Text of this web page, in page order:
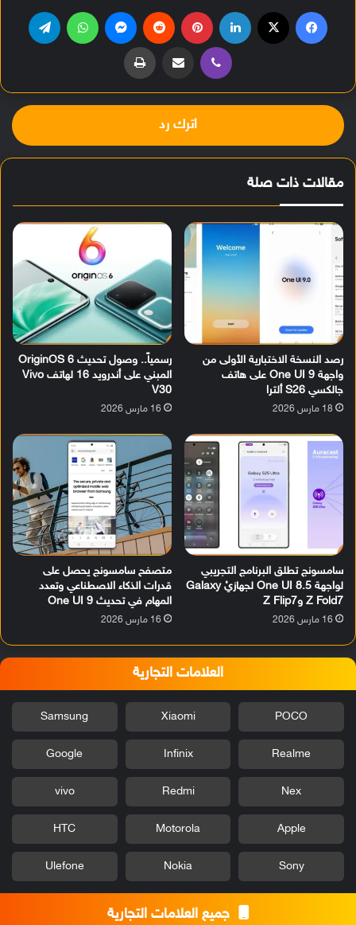
ڤايبر مشاركة عبر البريد طباعة
اترك رد
مقالات ذات صلة
رصد النسخة الاختبارية الأولى من
واجهة One UI 9 على هاتف
جالكسي S26 ألترا
18 مارس 2026
رسمياً.. وصول تحديث OriginOS 6
المبني على أندرويد 16 لهاتف Vivo
V30
16 مارس 2026
سامسونج تطلق البرنامج التجريبي
لواجهة One UI 8.5 لجهازيْ Galaxy
Z Fold7 وZ Flip7
16 مارس 2026
متصفح سامسونج يحصل على
قدرات الذكاء الاصطناعي وتعدد
المهام في تحديث One UI 9
16 مارس 2026
العلامات التجارية
POCO
Xiaomi
Samsung
Realme
Infinix
Google
Nex
Redmi
vivo
Apple
Motorola
HTC
Sony
Nokia
Ulefone
جميع العلامات التجارية